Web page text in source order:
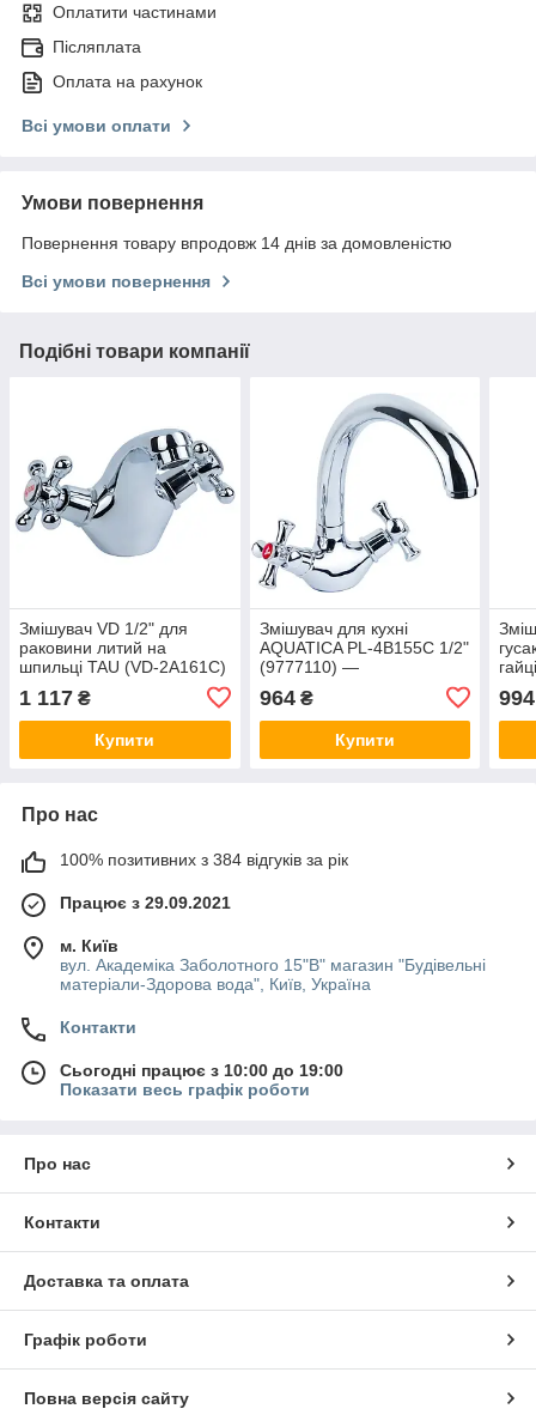
Оплатити частинами
Післяплата
Оплата на рахунок
Всі умови оплати
Умови повернення
Повернення товару впродовж 14 днів за домовленістю
Всі умови повернення
Подібні товари компанії
Змішувач VD 1/2" для
раковини литий на
шпильці TAU (VD-2A161C)
1 117 ₴
Купити
Змішувач для кухні
AQUATICA PL-4B155C 1/2"
(9777110) —
двохвентильний, J-гусак
“вухо”, поворотний 360°,
хром, на гайці
964₴
Купити
994
Про нас
100% позитивних з 384 відгуків за рік
Працює з 29.09.2021
м. Київ
вул. Академіка Заболотного 15"В" магазин "Будівельні
матеріали-Здорова вода", Київ, Україна
Контакти
Сьогодні працює з 10:00 до 19:00
Показати весь графік роботи
Про нас
Контакти
Доставка та оплата
Графік роботи
Повна версія сайту